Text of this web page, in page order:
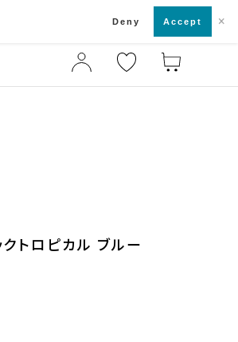
クトロピカル ブルー
Deny Accept ×